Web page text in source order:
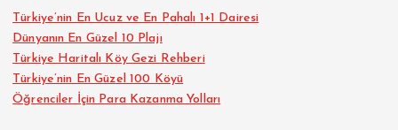
Türkiye’nin En Ucuz ve En Pahalı 1+1 Dairesi
Dünyanın En Güzel 10 Plajı
Türkiye Haritalı Köy Gezi Rehberi
Türkiye’nin En Güzel 100 Köyü
Öğrenciler İçin Para Kazanma Yolları